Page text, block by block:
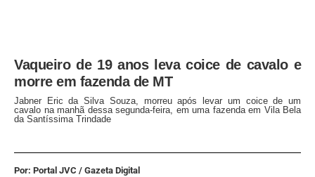
Vaqueiro de 19 anos leva coice de cavalo e
morre em fazenda de MT
Jabner Eric da Silva Souza, morreu após levar um coice de um
cavalo na manhã dessa segunda-feira, em uma fazenda em Vila Bela
da Santíssima Trindade
Por: Portal JVC / Gazeta Digital